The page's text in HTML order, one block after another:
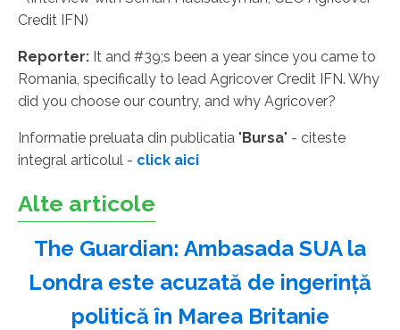
Credit IFN)
Reporter: It and #39;s been a year since you came to
Romania, specifically to lead Agricover Credit IFN. Why
did you choose our country, and why Agricover?
Informatie preluata din publicatia "Bursa" - citeste
integral articolul - click aici
Alte articole
The Guardian: Ambasada SUA la
Londra este acuzată de ingerinţă
politică în Marea Britanie